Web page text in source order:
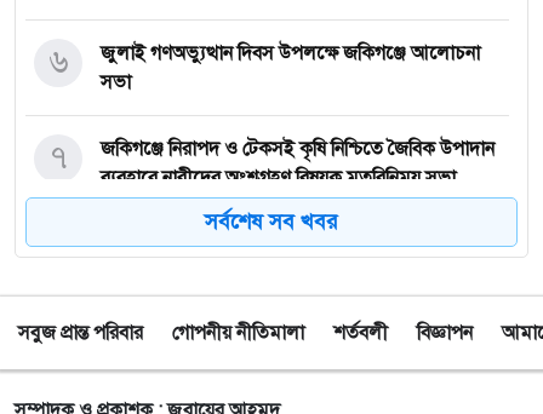
জুলাই গণঅভ্যুত্থান দিবস উপলক্ষে জকিগঞ্জে আলোচনা
সভা
৬
জকিগঞ্জে নিরাপদ ও টেকসই কৃষি নিশ্চিতে জৈবিক উপাদান
ব্যবহারে নারীদের অংশগ্রহণ বিষয়ক মতবিনিময় সভা
৭
টাঙ্গুয়ার হাওর অবৈধভাবে অনুপ্রবেশের দায়ে ৬ হাউসবোটে
৮
সেপ্টেম্বর থেকে সিলেট ওসমানী বিমানবন্দরে ফের বিদেশি
ফ্লাইট চালু করছে সালামএয়ার
৯
সর্বশেষ সব খবর
সবুজ প্রান্ত পরিবার গোপনীয় নীতিমালা শর্তবলী বিজ্ঞাপন